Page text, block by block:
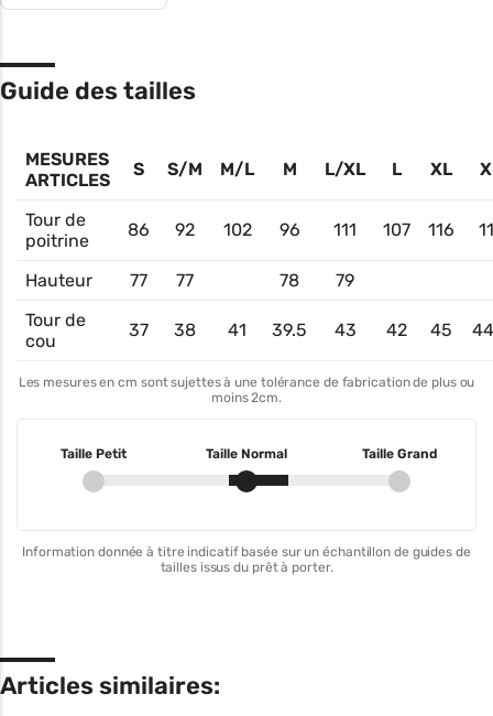
Guide des tailles
MESURES
ARTICLES
S S/M M/L M L/XL L XL
Tour de
poitrine
86 92 102 96 111 107 116
Hauteur 77 77 78
79
Tour de
cou
37 38 41 39.5 43 42 45
Les mesures en cm sont sujettes à une tolérance de fabrication de plus ou
moins 2cm.
Taille Petit Taille Normal Taille Grand
Information donnée à titre indicatif basée sur un échantillon de guides de
tailles issus du prêt à porter.
Articles similaires: